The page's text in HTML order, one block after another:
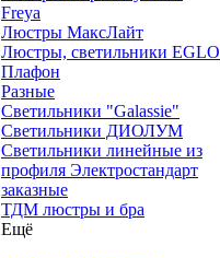
Freya
Люстры МаксЛайт
Люстры, светильники EGLO
Плафон
Разные
Светильники "Galassie"
Светильники ДИОЛУМ
Светильники линейные из
профиля Электростандарт
заказные
ТДМ люстры и бра
Ещё